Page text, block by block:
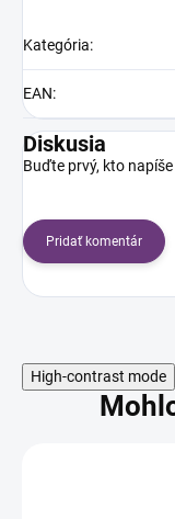
Kategória:
EAN:
Diskusia
Buďte prvý, kto
Pridať komentár
High-contrast mode